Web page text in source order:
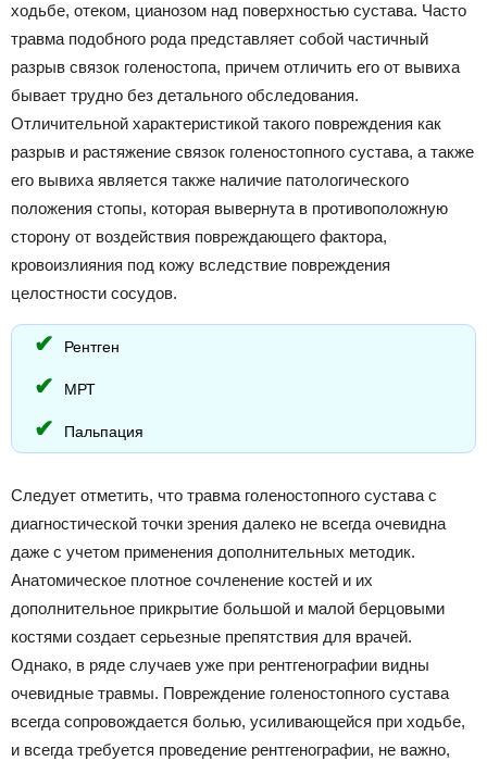
ходьбе, отеком, цианозом над поверхностью сустава. Часто
травма подобного рода представляет собой частичный
разрыв связок голеностопа, причем отличить его от вывиха
бывает трудно без детального обследования.
Отличительной характеристикой такого повреждения как
разрыв и растяжение связок голеностопного сустава, а также
его вывиха является также наличие патологического
положения стопы, которая вывернута в противоположную
сторону от воздействия повреждающего фактора,
кровоизлияния под кожу вследствие повреждения
целостности сосудов.
Рентген
МРТ
Пальпация
Следует отметить, что травма голеностопного сустава с
диагностической точки зрения далеко не всегда очевидна
даже с учетом применения дополнительных методик.
Анатомическое плотное сочленение костей и их
дополнительное прикрытие большой и малой берцовыми
костями создает серьезные препятствия для врачей.
Однако, в ряде случаев уже при рентгенографии видны
очевидные травмы. Повреждение голеностопного сустава
всегда сопровождается болью, усиливающейся при ходьбе,
и всегда требуется проведение рентгенографии, не важно,